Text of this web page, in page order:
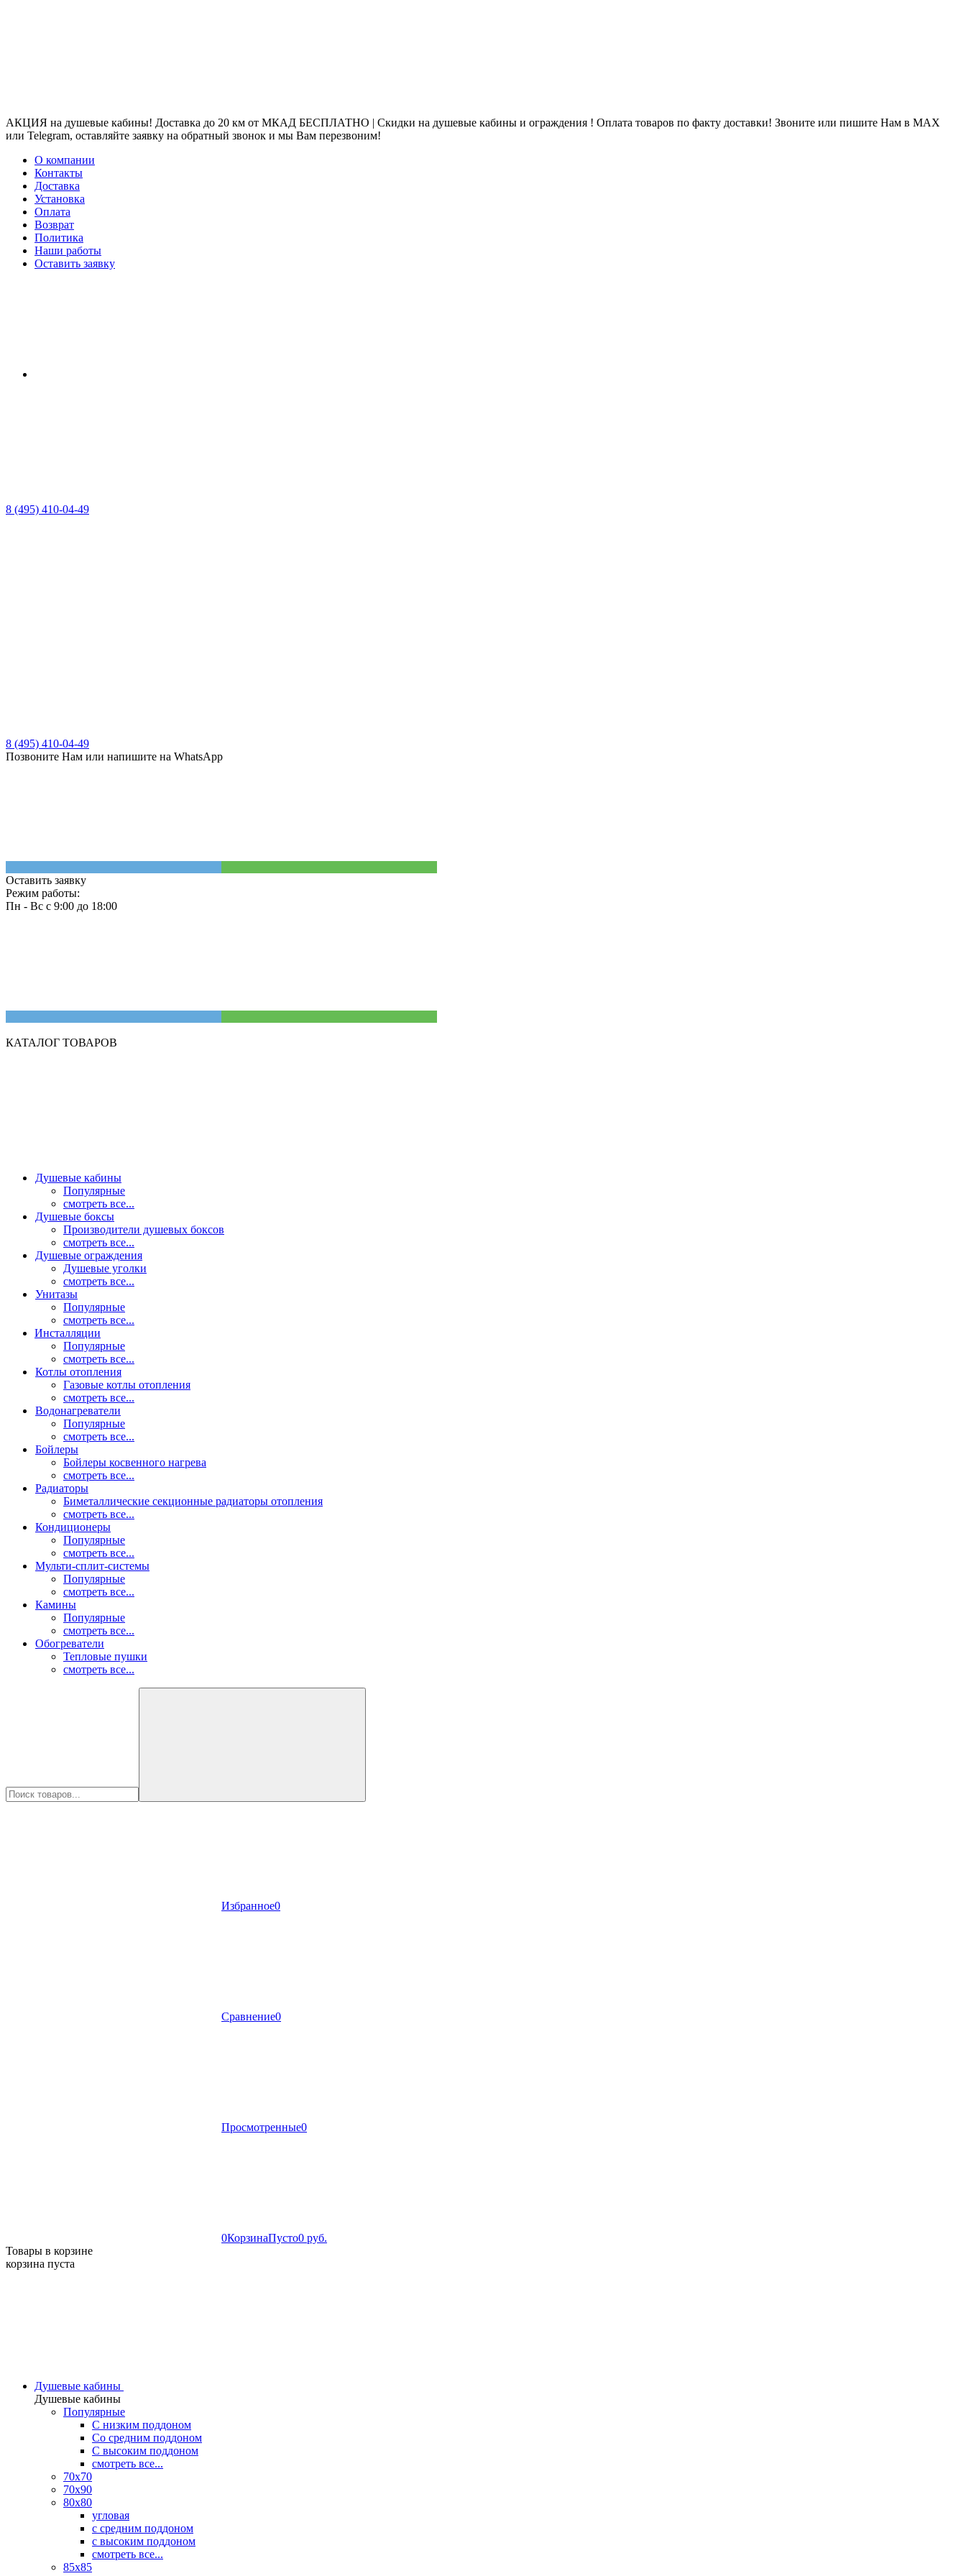
АКЦИЯ на душевые кабины! Доставка до 20 км от МКАД БЕСПЛАТНО | Скидки на душевые кабины и ограждения ! Оплата товаров по факту доставки! Звоните или пишите Нам в MAX
или Telegram, оставляйте заявку на обратный звонок и мы Вам перезвоним!
О компании
Контакты
Доставка
Установка
Оплата
Возврат
Политика
Наши работы
Оставить заявку
8 (495) 410-04-49
8 (495) 410-04-49
Позвоните Нам или напишите на WhatsApp
Оставить заявку
Режим работы:
Пн - Вс с 9:00 до 18:00
КАТАЛОГ ТОВАРОВ
Душевые кабины
Популярные
смотреть все...
Душевые боксы
Производители душевых боксов
смотреть все...
Душевые ограждения
Душевые уголки
смотреть все...
Унитазы
Популярные
смотреть все...
Инсталляции
Популярные
смотреть все...
Котлы отопления
Газовые котлы отопления
смотреть все...
Водонагреватели
Популярные
смотреть все...
Бойлеры
Бойлеры косвенного нагрева
смотреть все...
Радиаторы
Биметаллические секционные радиаторы отопления
смотреть все...
Кондиционеры
Популярные
смотреть все...
Мульти-сплит-системы
Популярные
смотреть все...
Камины
Популярные
смотреть все...
Обогреватели
Тепловые пушки
смотреть все...
Избранное0
Сравнение0
Просмотренные0
0КорзинаПусто0 руб.
Товары в корзине
корзина пуста
Душевые кабины
Душевые кабины
Популярные
C низким поддоном
Со средним поддоном
С высоким поддоном
смотреть все...
70х70
70х90
80х80
угловая
с средним поддоном
с высоким поддоном
смотреть все...
85х85